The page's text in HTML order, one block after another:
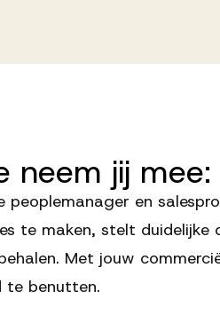
neem jij mee:
peoplemanager en
te maken, stelt
Met jouw
te benutten.